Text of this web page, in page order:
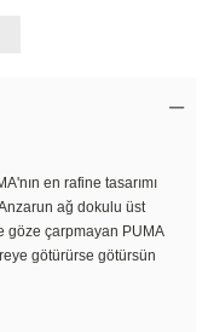
en rafine tasarımı
ağ dokulu üst
göze çarpmayan PUMA
götürürse götürsün